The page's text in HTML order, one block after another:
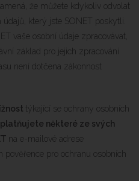
že můžete kdykoliv odvolat
který jste SONET poskytli.
vaše osobní údaje zpracovávat,
základ pro jejich zpracování
není dotčena zákonnost
týkající se ochrany osobních
některé ze svých
na e-mailové adrese
pověřence pro ochranu osobních